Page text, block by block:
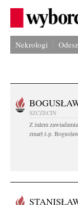
Nekrologi
SZCZECIN
Z żalem
zmarł ś.p.